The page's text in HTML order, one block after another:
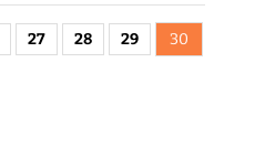
27 28 29 30